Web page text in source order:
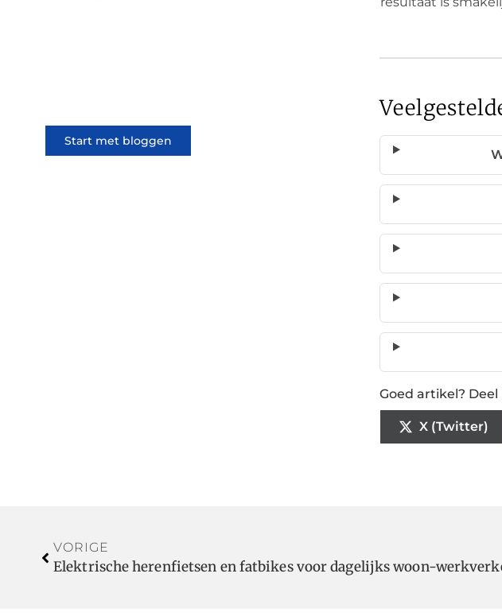
Start met bloggen
Goed artikel?
X (Twitter)
VORIGE
Elektrische herenfietsen en fatbikes voor dagelijks woon-